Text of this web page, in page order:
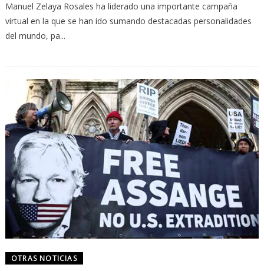
Manuel Zelaya Rosales ha liderado una importante campaña
virtual en la que se han ido sumando destacadas personalidades
del mundo, pa...
OTRAS NOTICIAS